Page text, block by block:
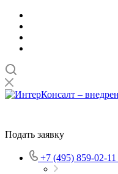
Подать заявку
+7 (495) 859-02-11